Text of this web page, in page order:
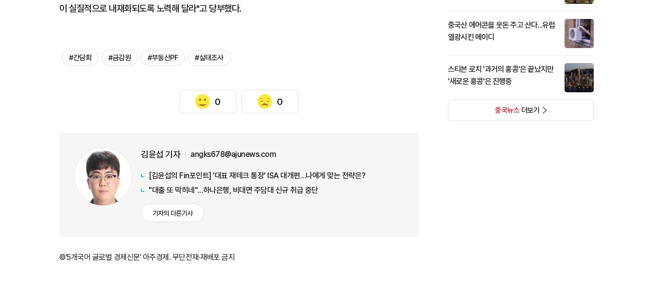
이 실질적으로 내재화되도록 노력해 달라"고 당부했다.
#간담회 #금감원 #부동산PF #실태조사
0 0
김윤섭 기자 angks678@ajunews.com
[김윤섭의 Fin포인트] '대표 재테크 통장' ISA 대개편…나에게 맞는 전략은?
"대출 또 막히네"…하나은행, 비대면 주담대 신규 취급 중단
기자의 다른기사
©'5개국어 글로벌 경제신문' 아주경제. 무단전재·재배포 금지
중국산 에어콘을 웃돈 주고 산다...유럽
열광시킨 메이디
스티븐 로치 '과거의 홍콩'은 끝났지만
'새로운 홍콩'은 진행중
중국뉴스더보기